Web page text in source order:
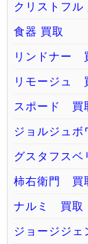
クリストフル
食器 買取
リンドナー
リモージュ
スポード 買
ジョルジュ
グスタフス
柿右衛門 買
ナルミ 買取
ジョージジ